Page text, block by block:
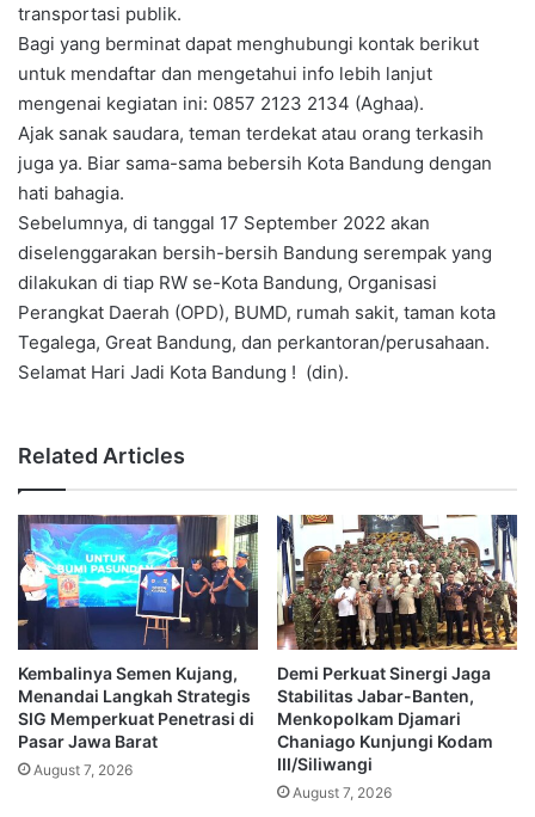
transportasi publik.
Bagi yang berminat dapat menghubungi kontak berikut
untuk mendaftar dan mengetahui info lebih lanjut
mengenai kegiatan ini: 0857 2123 2134 (Aghaa).
Ajak sanak saudara, teman terdekat atau orang terkasih
juga ya. Biar sama-sama bebersih Kota Bandung dengan
hati bahagia.
Sebelumnya, di tanggal 17 September 2022 akan
diselenggarakan bersih-bersih Bandung serempak yang
dilakukan di tiap RW se-Kota Bandung, Organisasi
Perangkat Daerah (OPD), BUMD, rumah sakit, taman kota
Tegalega, Great Bandung, dan perkantoran/perusahaan.
Selamat Hari Jadi Kota Bandung ! (din).
Related Articles
Kembalinya Semen Kujang,
Menandai Langkah Strategis
SIG Memperkuat Penetrasi di
Pasar Jawa Barat
August 7, 2026
Demi Perkuat Sinergi Jaga
Stabilitas Jabar-Banten,
Menkopolkam Djamari
Chaniago Kunjungi Kodam
III/Siliwangi
August 7, 2026